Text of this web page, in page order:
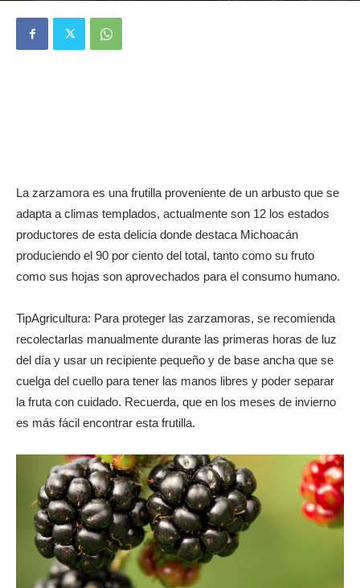
La zarzamora es una frutilla proveniente de un arbusto que se
adapta a climas templados, actualmente son 12 los estados
productores de esta delicia donde destaca Michoacán
produciendo el 90 por ciento del total, tanto como su fruto
como sus hojas son aprovechados para el consumo humano.
TipAgricultura: Para proteger las zarzamoras, se recomienda
recolectarlas manualmente durante las primeras horas de luz
del día y usar un recipiente pequeño y de base ancha que se
cuelga del cuello para tener las manos libres y poder separar
la fruta con cuidado. Recuerda, que en los meses de invierno
es más fácil encontrar esta frutilla.